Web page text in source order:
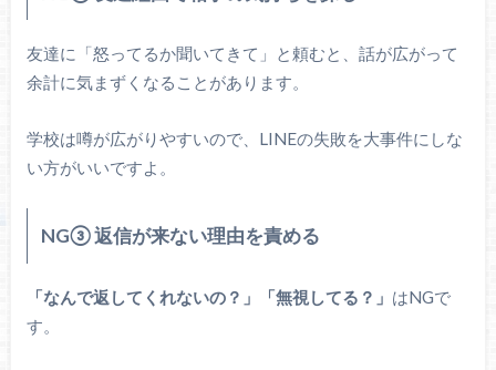
友達に「怒ってるか聞いてきて」と頼むと、話が広がって
余計に気まずくなることがあります。
学校は噂が広がりやすいので、LINEの失敗を大事件にしな
い方がいいですよ。
NG③ 返信が来ない理由を責める
「なんで返してくれないの？」 「無視してる？」 はNGで
す。